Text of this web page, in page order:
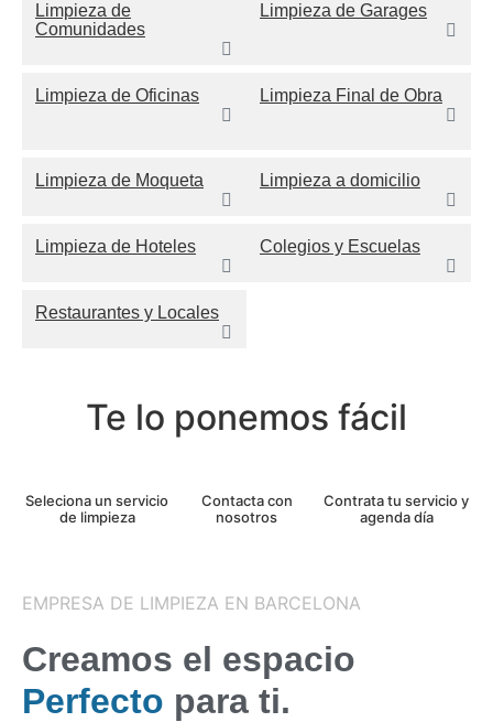
Limpieza de
Comunidades
Limpieza de Garages
Limpieza de Oficinas Limpieza Final de Obra
Limpieza de Moqueta Limpieza a domicilio
Limpieza de Hoteles Colegios y Escuelas
Restaurantes y Locales
Te lo ponemos fácil
Seleciona un servicio
de limpieza
Contacta con
nosotros
Contrata tu servicio y
agenda día
EMPRESA DE LIMPIEZA EN BARCELONA
Creamos el espacio
Perfecto para ti.